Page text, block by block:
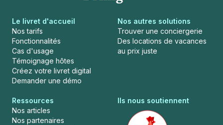
Le livret d'accueil
Nos tarifs
Fonctionnalités
Cas d'usage
Témoignage hôtes
Créez votre livret digital
Demander une démo
Nos autres solutions
Trouver une conciergerie
Des locations de vacances
au prix juste
Ressources
Nos articles
Nos partenaires
Ils nous soutiennent